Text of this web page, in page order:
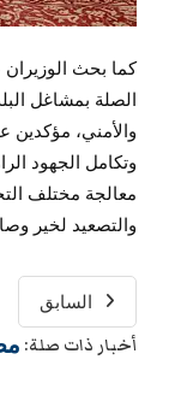
كما بحث الوزيران
الصلة بمشاغل
والأمني،
وتكامل الجهود
معالجة مختلف
والتصعيد لخير
السابق
أخبار ذات صلة: